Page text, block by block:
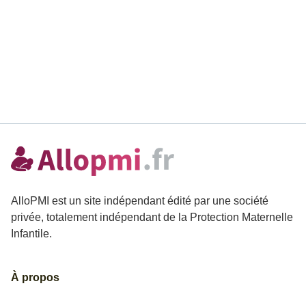
AlloPMI est un site indépendant édité par une société
privée, totalement indépendant de la Protection Maternelle
Infantile.
À propos